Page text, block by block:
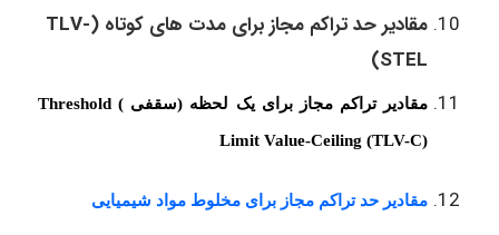
مقادیر حد تراکم مجاز برای مدت های کوتاه (TLV-
STEL)
مقادیر تراکم مجاز برای یک لحظه (سقفی )Threshold
Limit Value-Ceiling (TLV-C)
مقادیر حد تراکم مجاز برای مخلوط مواد شیمیایی